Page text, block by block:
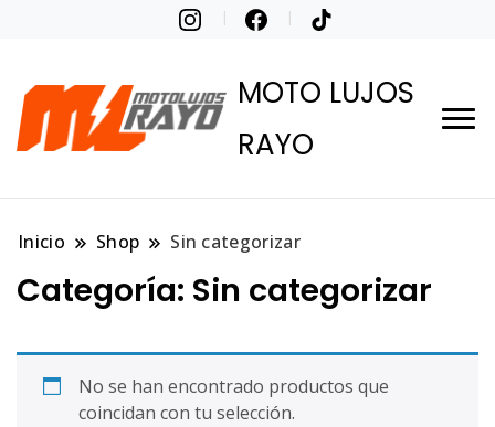
MOTO LUJOS
RAYO
Inicio Shop Sin categorizar
Categoría: Sin categorizar
No se han encontrado productos que
coincidan con tu selección.